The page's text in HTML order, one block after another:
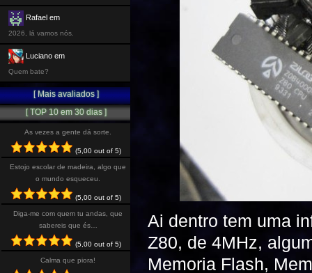
Ai dentro tem uma
Z80, de 4MHz,
Memoria Flash,
Rafael em
2026, lá vamos nós.
Luciano em
Quem bate?
[ Mais avaliados ]
[ TOP 10 em 30 dias ]
As vezes a gente dá sorte.
(5,00 out of 5)
Estojo escolar de madeira, algo que
o mundo esqueceu.
(5,00 out of 5)
Diga-me com quem tu andas, que
sabereis que és…
(5,00 out of 5)
Calma que piora!